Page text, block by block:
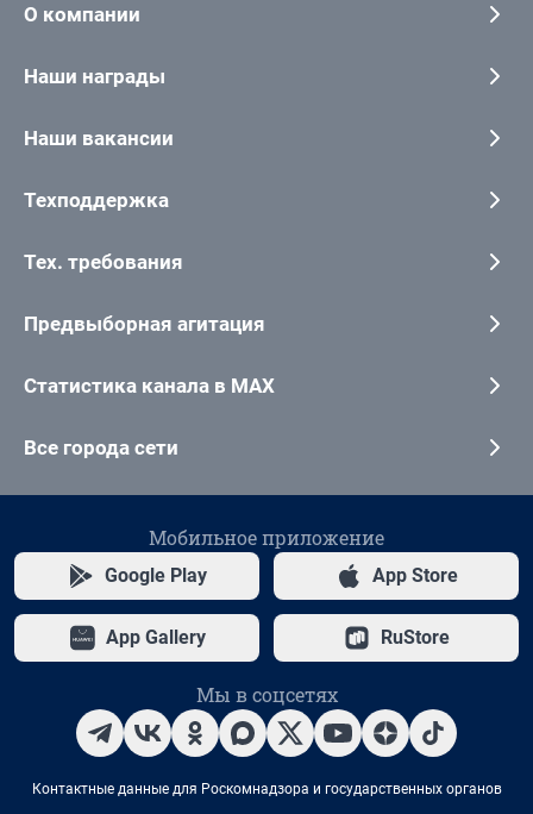
О компании
Наши награды
Наши вакансии
Техподдержка
Тех. требования
Предвыборная агитация
Статистика канала в MAX
Все города сети
Мобильное приложение
Google Play App Store
App Gallery RuStore
Мы в соцсетях
Контактные данные для Роскомнадзора и государственных органов